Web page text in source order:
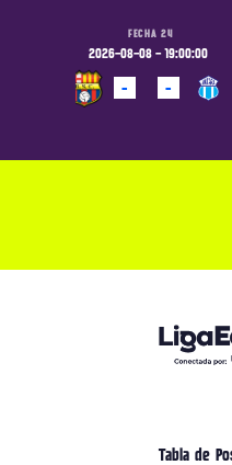
FECHA 24
2026-08-08 - 19:00:00
- -
Tabla de